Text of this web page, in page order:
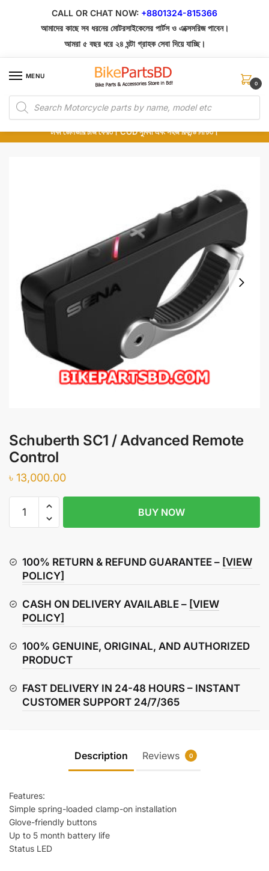
CALL OR CHAT NOW: +8801324-815366
আমাদের কাছে সব ধরনের মোটরসাইকেলের পার্টস ও এক্সেসরিজ পাবেন।
আমরা ৫ বছর ধরে ২৪ ঘন্টা গ্রাহক সেবা দিয়ে যাচ্ছি।
MENU
Products
search
0
১০০% অরিজিনাল পার্টস – শোরুম থেকে সরাসরি সংগ্রহ এবং শুধুমাত্র কুরিয়ার সার্ভিসে ডেলিভারি।
অর্ডার করার পর পার্টের ছবি দেখুন। পছন্দ হলে Cash on Delivery দিন, না হলে ৫ মিনিটে ১৯৯
টাকা ডেলিভারি চার্জ ফেরত। COD সুবিধা এবং সহজ রিফান্ড নিশ্চিত।
Schuberth SC1 / Advanced Remote
Control
৳ 13,000.00
Schuberth
SC1
Remote
Control
BUY NOW
100% RETURN & REFUND GUARANTEE – [VIEW
POLICY]
CASH ON DELIVERY AVAILABLE – [VIEW
POLICY]
100% GENUINE, ORIGINAL, AND AUTHORIZED
PRODUCT
FAST DELIVERY IN 24-48 HOURS – INSTANT
CUSTOMER SUPPORT 24/7/365
Description Reviews 0
Features:
Simple spring-loaded clamp-on installation
Glove-friendly buttons
Up to 5 month battery life
Status LED